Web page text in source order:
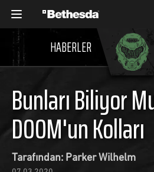
HABERLER
Bunları Biliyor
DOOM'un Kolları
Tarafından: Parker Wilhelm